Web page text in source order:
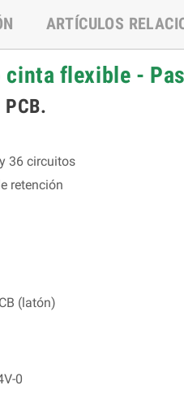
ARTÍCULOS
flexible -
36 circuitos
retención
(latón)
0